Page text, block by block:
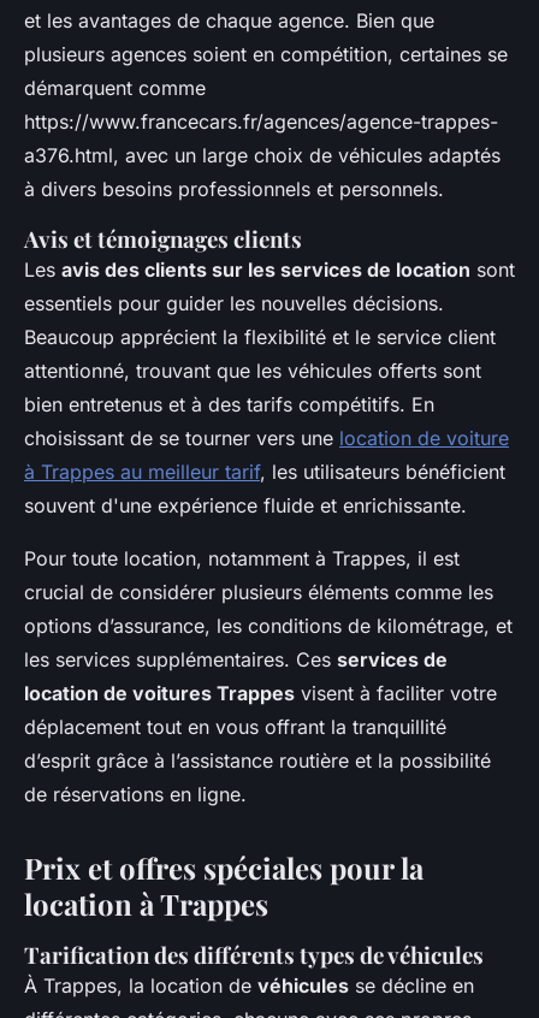
et les avantages de chaque agence. Bien que
plusieurs agences soient en compétition, certaines se
démarquent comme
https://www.francecars.fr/agences/agence-trappes-
a376.html, avec un large choix de véhicules adaptés
à divers besoins professionnels et personnels.
Avis et témoignages clients
Les avis des clients sur les services de location sont
essentiels pour guider les nouvelles décisions.
Beaucoup apprécient la flexibilité et le service client
attentionné, trouvant que les véhicules offerts sont
bien entretenus et à des tarifs compétitifs. En
choisissant de se tourner vers une location de voiture
à Trappes au meilleur tarif, les utilisateurs bénéficient
souvent d'une expérience fluide et enrichissante.
Pour toute location, notamment à Trappes, il est
crucial de considérer plusieurs éléments comme les
options d’assurance, les conditions de kilométrage, et
les services supplémentaires. Ces services de
location de voitures Trappes visent à faciliter votre
déplacement tout en vous offrant la tranquillité
d’esprit grâce à l’assistance routière et la possibilité
de réservations en ligne.
Prix et offres spéciales pour la
location à Trappes
Tarification des différents types de véhicules
À Trappes, la location de véhicules se décline en